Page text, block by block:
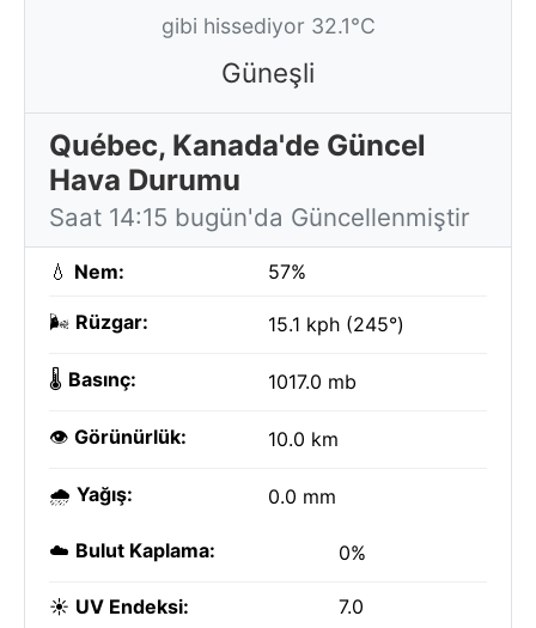
gibi hissediyor 32.1°C
Güneşli
Québec, Kanada'de Güncel
Hava Durumu
Saat 14:15 bugün'da Güncellenmiştir
💧 Nem: 57%
🌬️ Rüzgar: 15.1 kph (245°)
🌡️ Basınç: 1017.0 mb
👁️ Görünürlük: 10.0 km
🌧️ Yağış: 0.0 mm
☁️ Bulut Kaplama: 0%
☀️ UV Endeksi: 7.0